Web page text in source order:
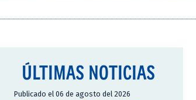
ÚLTIMAS NOTICIAS
Publicado el 06 de agosto del 2026